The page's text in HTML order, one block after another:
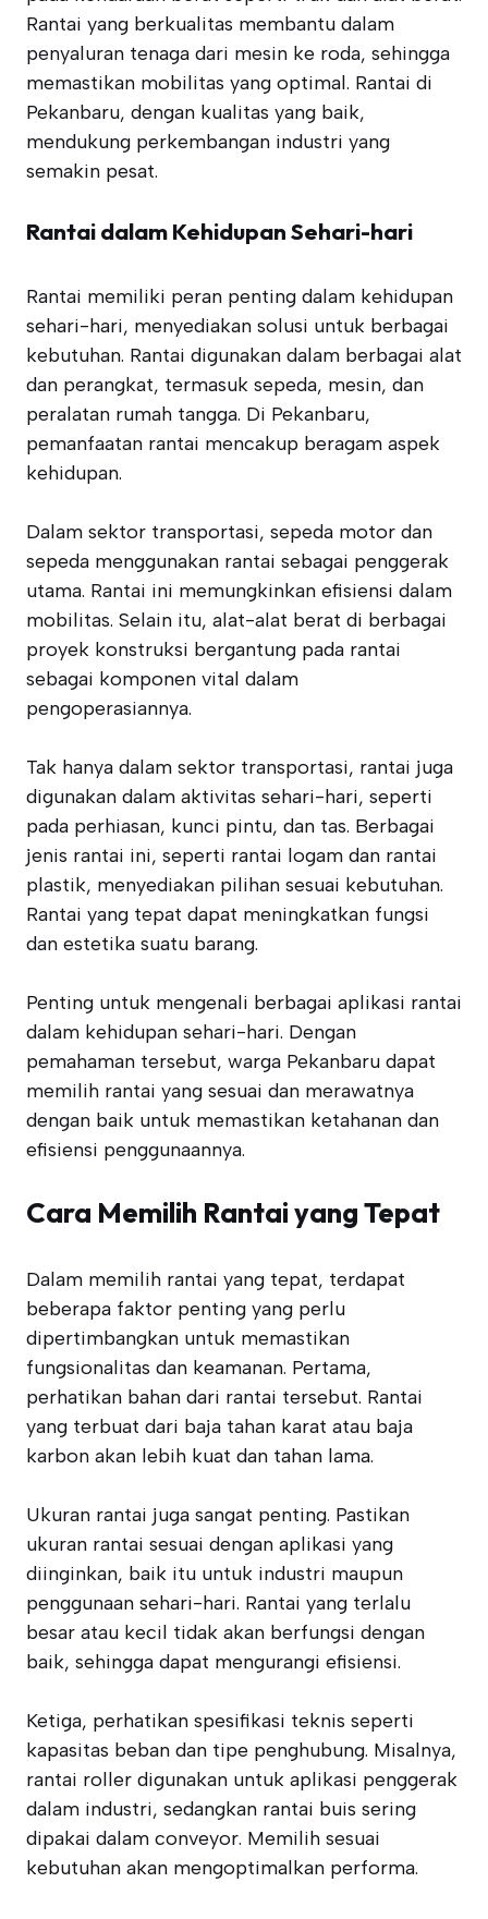
Rantai yang berkualitas membantu dalam
penyaluran tenaga dari mesin ke roda, sehingga
memastikan mobilitas yang optimal. Rantai di
Pekanbaru, dengan kualitas yang baik,
mendukung perkembangan industri yang
semakin pesat.
Rantai dalam Kehidupan Sehari-hari
Rantai memiliki peran penting dalam kehidupan
sehari-hari, menyediakan solusi untuk berbagai
kebutuhan. Rantai digunakan dalam berbagai alat
dan perangkat, termasuk sepeda, mesin, dan
peralatan rumah tangga. Di Pekanbaru,
pemanfaatan rantai mencakup beragam aspek
kehidupan.
Dalam sektor transportasi, sepeda motor dan
sepeda menggunakan rantai sebagai penggerak
utama. Rantai ini memungkinkan efisiensi dalam
mobilitas. Selain itu, alat-alat berat di berbagai
proyek konstruksi bergantung pada rantai
sebagai komponen vital dalam
pengoperasiannya.
Tak hanya dalam sektor transportasi, rantai juga
digunakan dalam aktivitas sehari-hari, seperti
pada perhiasan, kunci pintu, dan tas. Berbagai
jenis rantai ini, seperti rantai logam dan rantai
plastik, menyediakan pilihan sesuai kebutuhan.
Rantai yang tepat dapat meningkatkan fungsi
dan estetika suatu barang.
Penting untuk mengenali berbagai aplikasi rantai
dalam kehidupan sehari-hari. Dengan
pemahaman tersebut, warga Pekanbaru dapat
memilih rantai yang sesuai dan merawatnya
dengan baik untuk memastikan ketahanan dan
efisiensi penggunaannya.
Cara Memilih Rantai yang Tepat
Dalam memilih rantai yang tepat, terdapat
beberapa faktor penting yang perlu
dipertimbangkan untuk memastikan
fungsionalitas dan keamanan. Pertama,
perhatikan bahan dari rantai tersebut. Rantai
yang terbuat dari baja tahan karat atau baja
karbon akan lebih kuat dan tahan lama.
Ukuran rantai juga sangat penting. Pastikan
ukuran rantai sesuai dengan aplikasi yang
diinginkan, baik itu untuk industri maupun
penggunaan sehari-hari. Rantai yang terlalu
besar atau kecil tidak akan berfungsi dengan
baik, sehingga dapat mengurangi efisiensi.
Ketiga, perhatikan spesifikasi teknis seperti
kapasitas beban dan tipe penghubung. Misalnya,
rantai roller digunakan untuk aplikasi penggerak
dalam industri, sedangkan rantai buis sering
dipakai dalam conveyor. Memilih sesuai
kebutuhan akan mengoptimalkan performa.